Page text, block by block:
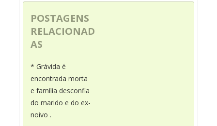
POSTAGENS
RELACIONAD
AS
* Grávida é
encontrada morta
e família desconfia
do marido e do ex-
noivo .